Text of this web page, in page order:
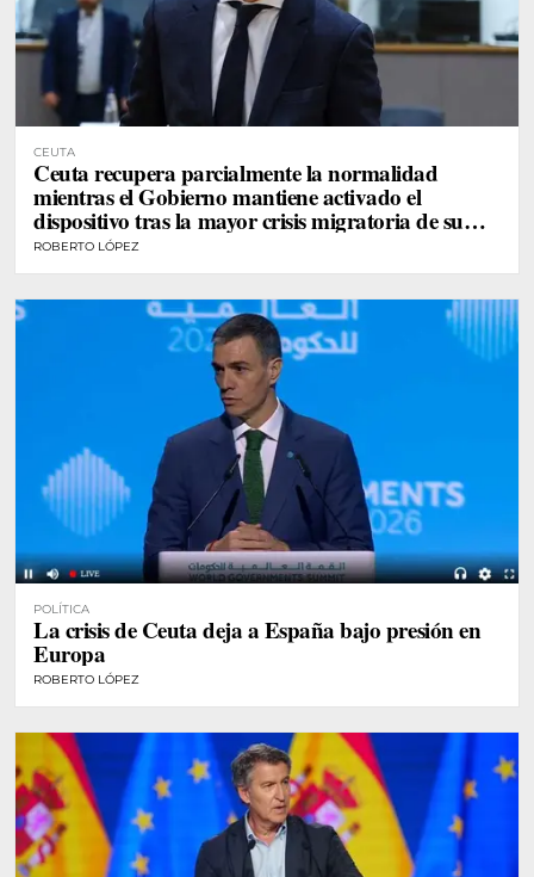
CEUTA
Ceuta recupera parcialmente la normalidad
mientras el Gobierno mantiene activado el
dispositivo tras la mayor crisis migratoria de su
historia
ROBERTO LÓPEZ
POLÍTICA
La crisis de Ceuta deja a España bajo presión en
Europa
ROBERTO LÓPEZ